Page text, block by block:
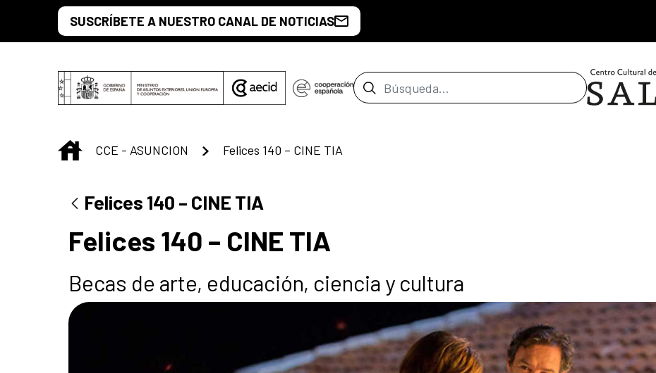
Saltar al contenido principal
SUSCRÍBETE A NUESTRO CANAL DE NOTICIAS
Barra de búsqueda
INICIO
CCE - ASUNCION Felices 140 – CINE TIA
Felices 140 – CINE TIA
Felices 140 – CINE TIA
Becas de arte, educación, ciencia y cultura